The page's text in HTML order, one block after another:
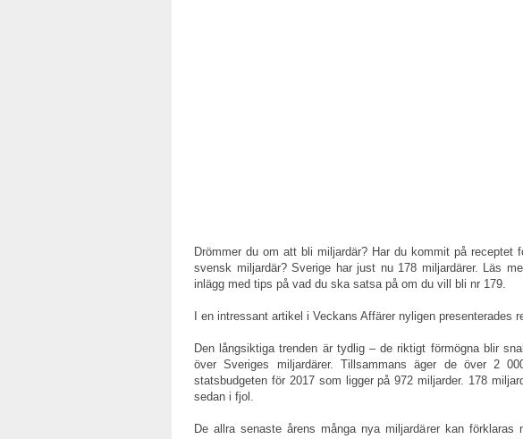
Drömmer du om att bli miljardär? Har du kommit på receptet
svensk miljardär? Sverige har just nu 178 miljardärer. Läs
inlägg med tips på vad du ska satsa på om du vill bli nr 179.
I en intressant artikel i Veckans Affärer nyligen presenterades
Den långsiktiga trenden är tydlig – de riktigt förmögna blir
över Sveriges miljardärer. Tillsammans äger de över 2
statsbudgeten för 2017 som ligger på 972 miljarder. 178
sedan i fjol.
De allra senaste årens många nya miljardärer kan förklaras